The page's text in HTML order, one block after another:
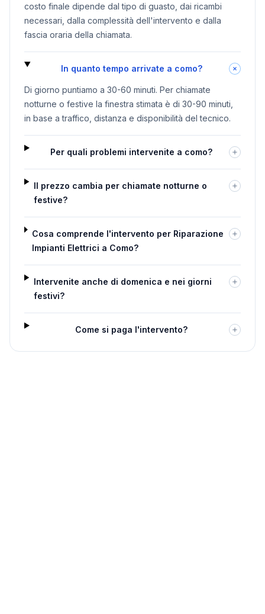
costo finale dipende dal tipo di guasto, dai ricambi
necessari, dalla complessità dell'intervento e dalla
fascia oraria della chiamata.
In quanto tempo arrivate a como?
Di giorno puntiamo a 30-60 minuti. Per chiamate
notturne o festive la finestra stimata è di 30-90 minuti,
in base a traffico, distanza e disponibilità del tecnico.
Per quali problemi intervenite a como?
Il prezzo cambia per chiamate notturne o
festive?
Cosa comprende l'intervento per Riparazione
Impianti Elettrici a Como?
Intervenite anche di domenica e nei giorni
festivi?
Come si paga l'intervento?